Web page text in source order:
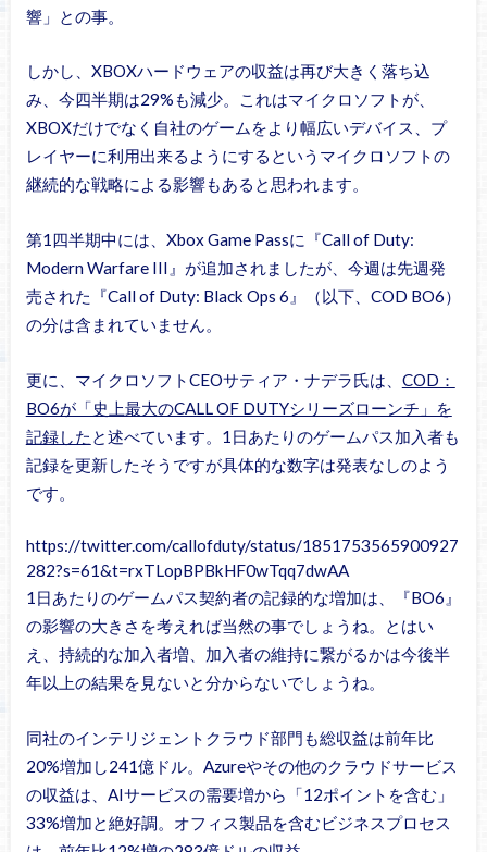
響」との事。
しかし、XBOXハードウェアの収益は再び大きく落ち込
み、今四半期は29%も減少。これはマイクロソフトが、
XBOXだけでなく自社のゲームをより幅広いデバイス、プ
レイヤーに利用出来るようにするというマイクロソフトの
継続的な戦略による影響もあると思われます。
第1四半期中には、Xbox Game Passに『Call of Duty:
Modern Warfare III』が追加されましたが、今週は先週発
売された『Call of Duty: Black Ops 6』（以下、COD BO6）
の分は含まれていません。
更に、マイクロソフトCEOサティア・ナデラ氏は、 COD：
BO6が「史上最大のCALL OF DUTYシリーズローンチ」を
記録した と述べています。1日あたりのゲームパス加入者も
記録を更新したそうですが具体的な数字は発表なしのよう
です。
https://twitter.com/callofduty/status/1851753565900927
282?s=61&t=rxTLopBPBkHF0wTqq7dwAA
1日あたりのゲームパス契約者の記録的な増加は、『BO6』
の影響の大きさを考えれば当然の事でしょうね。とはい
え、持続的な加入者増、加入者の維持に繋がるかは今後半
年以上の結果を見ないと分からないでしょうね。
同社のインテリジェントクラウド部門も総収益は前年比
20%増加し241億ドル。Azureやその他のクラウドサービス
の収益は、AIサービスの需要増から「12ポイントを含む」
33%増加と絶好調。オフィス製品を含むビジネスプロセス